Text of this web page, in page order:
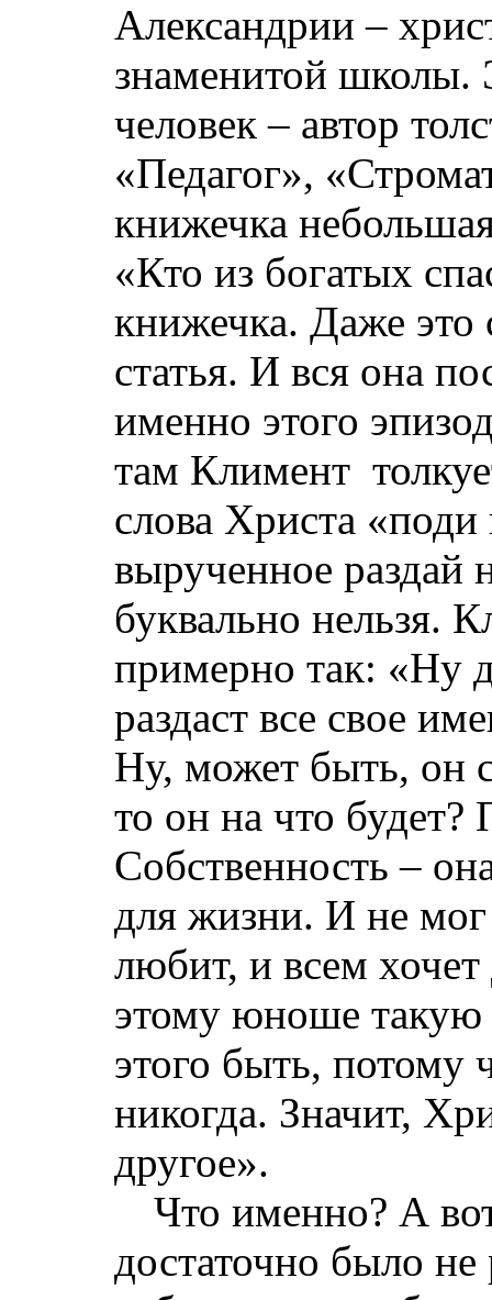
Александрии –
знаменитой школы.
человек – автор
«Педагог»,
книжечка
«Кто из богатых
книжечка. Даже это
статья. И вся она
именно этого
там Климент
слова Христа
вырученное раздай
буквально нельзя.
примерно так: «Ну
раздаст все свое
Ну, может быть, он
то он на что
Собственность –
для жизни. И не
любит, и всем хочет
этому юноше
этого быть, потому
никогда. Значит,
другое».
Что именно? А
достаточно было не